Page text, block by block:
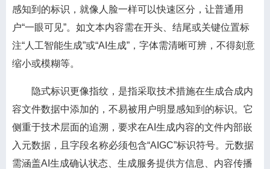
感知到的标识，就像人脸一样可以快速区分，让普通用
户“一眼可见”。如文本内容需在开头、结尾或关键位置标
注“人工智能生成”或“AI生成”，字体需清晰可辨，不得刻意
缩小或模糊等。
隐式标识更像指纹，是指采取技术措施在生成合成内
容文件数据中添加的，不易被用户明显感知到的标识。它
侧重于技术层面的追溯，要求在AI生成内容的文件内部嵌
入元数据，且字段名称必须包含“AIGC”标识符号。元数据
需涵盖AI生成确认状态、生成服务提供方信息、内容传播